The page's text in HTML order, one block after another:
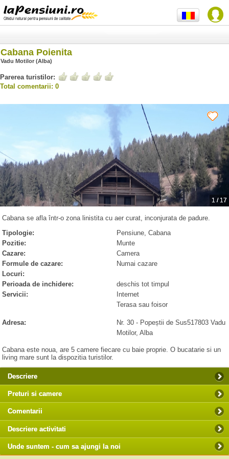
Cabana Poienita
Vadu Motilor (Alba)
Parerea turistilor:
Total comentarii: 0
1 /17
Cabana se afla într-o zona linistita cu aer curat, inconjurata de padure.
Tipologie:
Pensiune, Cabana
Pozitie:
Munte
Cazare:
Camera
Formule de cazare:
Numai cazare
Locuri:
Perioada de inchidere:
deschis tot timpul
Servicii:
Internet
Terasa sau foisor
Adresa: Nr. 30 - Popeștii de Sus517803 Vadu
Motilor, Alba
Cabana este noua, are 5 camere fiecare cu baie proprie. O bucatarie si un
living mare sunt la dispozitia turistilor.
Descriere
Preturi si camere
Comentarii
Descriere activitati
Unde suntem - cum sa ajungi la noi